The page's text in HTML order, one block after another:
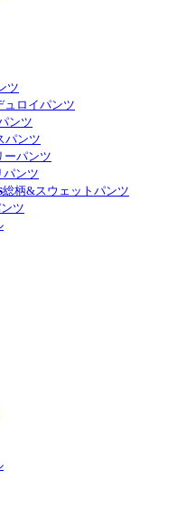
ツ
ュロイパンツ
ンツ
パンツ
ーパンツ
パンツ
総柄&スウェットパンツ
ツ